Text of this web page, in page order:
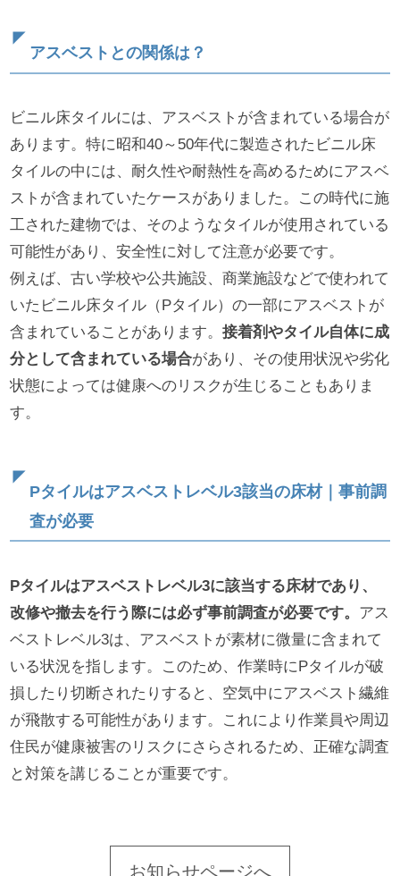
アスベストとの関係は？
ビニル床タイルには、アスベストが含まれている場合が
あります。特に昭和40～50年代に製造されたビニル床
タイルの中には、耐久性や耐熱性を高めるためにアスベ
ストが含まれていたケースがありました。この時代に施
工された建物では、そのようなタイルが使用されている
可能性があり、安全性に対して注意が必要です。
例えば、古い学校や公共施設、商業施設などで使われて
いたビニル床タイル（Pタイル）の一部にアスベストが
含まれていることがあります。接着剤やタイル自体に成
分として含まれている場合があり、その使用状況や劣化
状態によっては健康へのリスクが生じることもありま
す。
Pタイルはアスベストレベル3該当の床材｜事前調
査が必要
Pタイルはアスベストレベル3に該当する床材であり、
改修や撤去を行う際には必ず事前調査が必要です。 アス
ベストレベル3は、アスベストが素材に微量に含まれて
いる状況を指します。このため、作業時にPタイルが破
損したり切断されたりすると、空気中にアスベスト繊維
が飛散する可能性があります。これにより作業員や周辺
住民が健康被害のリスクにさらされるため、正確な調査
と対策を講じることが重要です。
お知らせページへ